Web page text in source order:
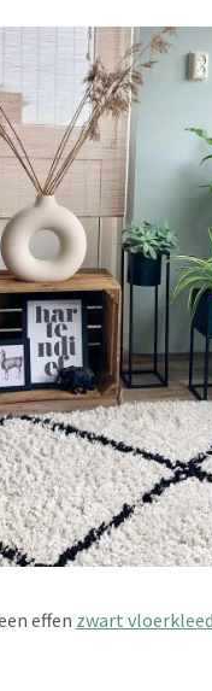
effen zwart vloerkleed